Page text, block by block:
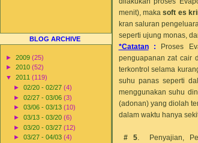
BLOG ARCHIVE
► 2009 (25)
► 2010 (52)
▼ 2011 (119)
►02/20 - 02/27(4)
►02/27 - 03/06(3)
►03/06 - 03/13(10)
►03/13 - 03/20(6)
►03/20 - 03/27(12)
►03/27 - 04/03(4)
menit), makasoft es
kran saluran
seperti ujung monas,
*Catatan: Proses
penguapanan zat cair
terkontrol selama
suhu panas seperti
menggunakan suhu
(adonan) yang diolah
dalam waktu hanya
# 5. Penyajian,